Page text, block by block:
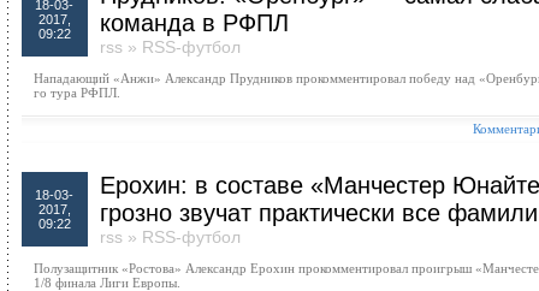
18-03-
2017,
09:22
команда в РФПЛ
rss » RSS-футбол
Нападающий «Анжи» Александр Прудников прокомментировал победу над
го тура РФПЛ.
18-03-
2017,
09:22
Ерохин: в составе «Манчестер
грозно звучат практически все
rss » RSS-футбол
Полузащитник «Ростова» Александр Ерохин прокомментировал проигрыш
1/8 финала Лиги Европы.